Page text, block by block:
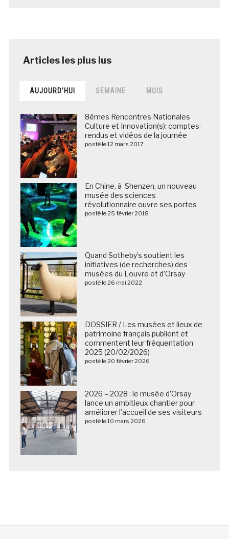
AUJOURD’HUI SEMAINE MOIS
8èmes Rencontres Nationales
Culture et Innovation(s): comptes-
rendus et vidéos de la journée
posté le 12 mars 2017
En Chine, à Shenzen, un nouveau
musée des sciences
révolutionnaire ouvre ses portes
posté le 25 février 2018
Quand Sotheby’s soutient les
initiatives (de recherches) des
musées du Louvre et d’Orsay
posté le 26 mai 2022
DOSSIER / Les musées et lieux de
patrimoine français publient et
commentent leur fréquentation
2025 (20/02/2026)
posté le 20 février 2026
2026 – 2028 : le musée d’Orsay
lance un ambitieux chantier pour
améliorer l’accueil de ses visiteurs
posté le 10 mars 2026